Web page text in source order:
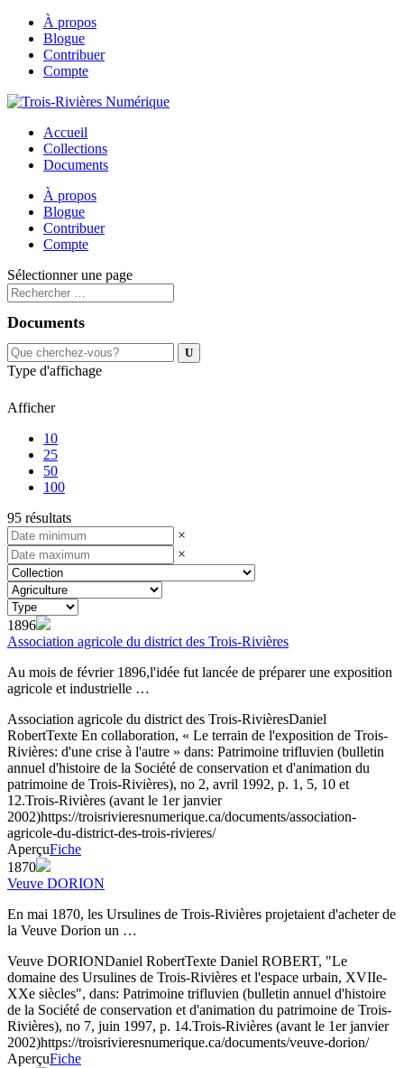
À propos
Blogue
Contribuer
Compte
Accueil
Collections
Documents
À propos
Blogue
Contribuer
Compte
Sélectionner une page
Documents
Type d'affichage
Afficher
10
25
50
100
95 résultats
×
×
1896
Association agricole du district des Trois-Rivières
Au mois de février 1896,l'idée fut lancée de préparer une exposition
agricole et industrielle …
Association agricole du district des Trois-RivièresDaniel
RobertTexte En collaboration, « Le terrain de l'exposition de Trois-
Rivières: d'une crise à l'autre » dans: Patrimoine trifluvien (bulletin
annuel d'histoire de la Société de conservation et d'animation du
patrimoine de Trois-Rivières), no 2, avril 1992, p. 1, 5, 10 et
12.Trois-Rivières (avant le 1er janvier
2002)https://troisrivieresnumerique.ca/documents/association-
agricole-du-district-des-trois-rivieres/
AperçuFiche
1870
Veuve DORION
En mai 1870, les Ursulines de Trois-Rivières projetaient d'acheter de
la Veuve Dorion un …
Veuve DORIONDaniel RobertTexte Daniel ROBERT, "Le
domaine des Ursulines de Trois-Rivières et l'espace urbain, XVIIe-
XXe siècles", dans: Patrimoine trifluvien (bulletin annuel d'histoire
de la Société de conservation et d'animation du patrimoine de Trois-
Rivières), no 7, juin 1997, p. 14.Trois-Rivières (avant le 1er janvier
2002)https://troisrivieresnumerique.ca/documents/veuve-dorion/
AperçuFiche